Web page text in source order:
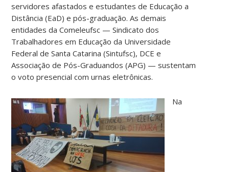
servidores afastados e estudantes de Educação a
Distância (EaD) e pós-graduação. As demais
entidades da Comeleufsc — Sindicato dos
Trabalhadores em Educação da Universidade
Federal de Santa Catarina (Sintufsc), DCE e
Associação de Pós-Graduandos (APG) — sustentam
o voto presencial com urnas eletrônicas.
Na